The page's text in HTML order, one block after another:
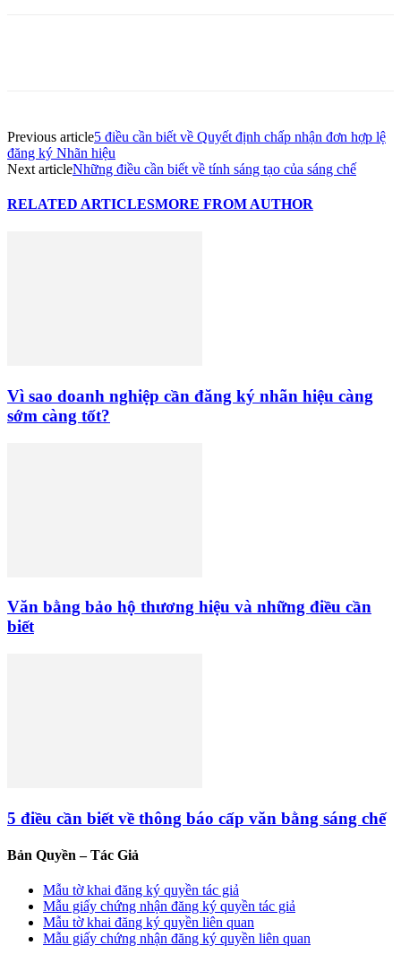
Previous article5 điều cần biết về Quyết định chấp nhận đơn hợp lệ
đăng ký Nhãn hiệu
Next articleNhững điều cần biết về tính sáng tạo của sáng chế
RELATED ARTICLESMORE FROM AUTHOR
Vì sao doanh nghiệp cần đăng ký nhãn hiệu càng
sớm càng tốt?
Văn bằng bảo hộ thương hiệu và những điều cần
biết
5 điều cần biết về thông báo cấp văn bằng sáng chế
Bản Quyền – Tác Giả
Mẫu tờ khai đăng ký quyền tác giả
Mẫu giấy chứng nhận đăng ký quyền tác giả
Mẫu tờ khai đăng ký quyền liên quan
Mẫu giấy chứng nhận đăng ký quyền liên quan